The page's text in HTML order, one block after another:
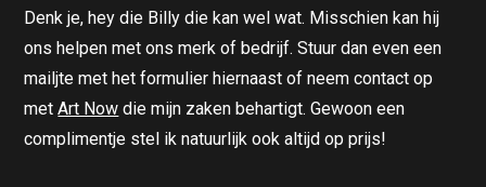
Denk je, hey die Billy die kan wel wat. Misschien kan hij
ons helpen met ons merk of bedrijf. Stuur dan even een
mailjte met het formulier hiernaast of neem contact op
metArt Now die mijn zaken behartigt. Gewoon een
complimentje stel ik natuurlijk ook altijd op prijs!